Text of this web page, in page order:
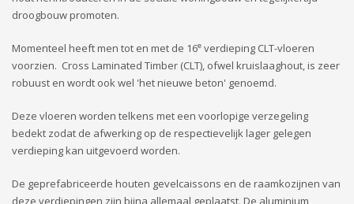
droogbouw promoten.
Momenteel heeft men tot en met de 16e verdieping CLT-vloeren
voorzien. Cross Laminated Timber (CLT), ofwel kruislaaghout, is zeer
robuust en wordt ook wel 'het nieuwe beton' genoemd.
Deze vloeren worden telkens met een voorlopige verzegeling
bedekt zodat de afwerking op de respectievelijk lager gelegen
verdieping kan uitgevoerd worden.
De geprefabriceerde houten gevelcaissons en de raamkozijnen van
deze verdiepingen zijn bijna allemaal geplaatst. De aluminium